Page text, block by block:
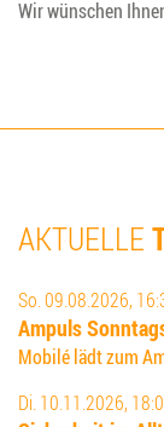
Wir wün­schen
AKTUELLE
So. 09.08.2026,
Ampuls
Mobilé lädt zum
Di. 10.11.2026,